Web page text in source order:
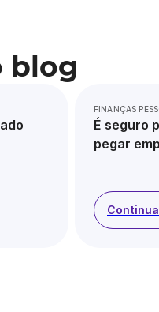
blog
FINANÇAS
É seguro
pegar